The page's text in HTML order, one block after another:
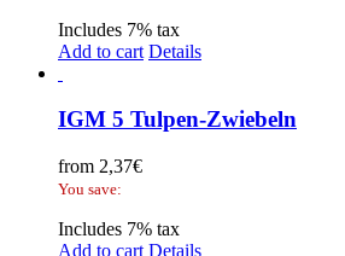
Includes 7% tax
Add to cart Details
IGM 5 Tulpen-Zwiebeln
from 2,37€
You save:
Includes 7% tax
Add to cart Details